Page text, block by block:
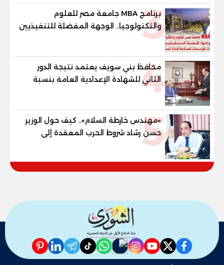
3
برنامج MBA جامعة مصر للعلوم
والتكنولوجيا.. الوجهة المفضلة للتنفيذيين
وقيادات المؤسسات لصناعة قادة
4
محافظ بني سويف يعتمد نتيجة الدور
الثاني للشهادة الإعدادية العامة بنسبة
والنور للمكفوفين
5
«مهندس خارطة السلام».. كيف حول الوزير
حسن رشاد شروط الحرب المعقدة إلى
"خارطة طريق" للانسحاب والإعمار؟
facebook
twitter
youtube
instagram
nabd
whatsapp
tiktok
telegram
linkedin
pinterest